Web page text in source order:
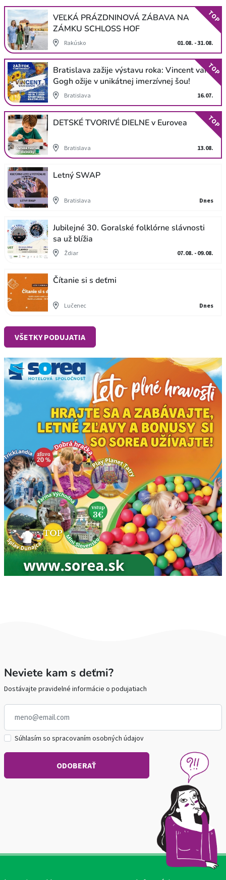
VEĽKÁ PRÁZDNINOVÁ ZÁBAVA NA
ZÁMKU SCHLOSS HOF
Rakúsko 01.08. - 31.08.
TOP
Bratislava zažije výstavu roka: Vincent van
Gogh ožije v unikátnej imerzívnej šou!
Bratislava 16.07.
TOP
DETSKÉ TVORIVÉ DIELNE v Eurovea
Bratislava 13.08.
TOP
Letný SWAP
Bratislava Dnes
Jubilejné 30. Goralské folklórne slávnosti
sa už blížia
Ždiar 07.08. - 09.08.
Čítanie si s deťmi
Lučenec Dnes
VŠETKY PODUJATIA
Neviete kam s deťmi?
Dostávajte pravidelné informácie o podujatiach
Súhlasím so spracovaním osobných údajov